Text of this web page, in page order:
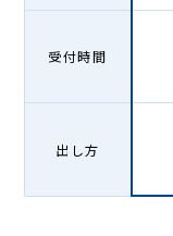
受付時間
出し方